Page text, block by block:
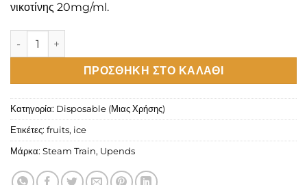
νικοτίνης 20mg/ml.
Steamtrain UPENDS SPOD Cola Ice Pod 2ml 20mg/ml
ΠΡΟΣΘΉΚΗ ΣΤΟ ΚΑΛΆΘΙ
Κατηγορία: Disposable (Μιας Χρήσης)
Ετικέτες: fruits, ice
Μάρκα: Steam Train, Upends